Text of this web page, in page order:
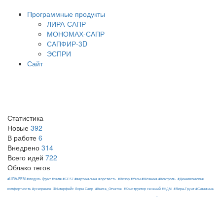
Программные продукты
ЛИРА-САПР
МОНОМАХ-САПР
САПФИР-3D
ЭСПРИ
Сайт
Статистика
Новые 392
В работе 6
Внедрено 314
Всего идей 722
Облако тегов
#LIRA-FEM #модуль Ґрунт #паля #СЕ57 #вертикальна жорсткість #Визор #Узлы #Мозаика #Контроль #Динамическая
комфортность #ускорение #Интерфейс Лиры Сапр #Книга_Отчетов #Конструктор сечений #НДМ #Лира-Грунт #Скважина